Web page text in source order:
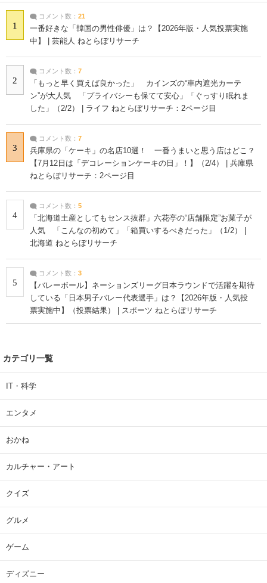
1
コメント数： 21
一番好きな「韓国の男性俳優」は？【2026年版・人気投票実施
中】 | 芸能人 ねとらぼリサーチ
2
コメント数： 7
「もっと早く買えば良かった」 カインズの“車内遮光カーテ
ン”が大人気 「プライバシーも保てて安心」「ぐっすり眠れま
した」（2/2） | ライフ ねとらぼリサーチ：2ページ目
3
コメント数： 7
兵庫県の「ケーキ」の名店10選！ 一番うまいと思う店はどこ？
【7月12日は「デコレーションケーキの日」！】（2/4） | 兵庫県
ねとらぼリサーチ：2ページ目
4
コメント数： 5
「北海道土産としてもセンス抜群」六花亭の“店舗限定”お菓子が
人気 「こんなの初めて」「箱買いするべきだった」（1/2） |
北海道 ねとらぼリサーチ
5
コメント数： 3
【バレーボール】ネーションズリーグ日本ラウンドで活躍を期待
している「日本男子バレー代表選手」は？【2026年版・人気投
票実施中】（投票結果） | スポーツ ねとらぼリサーチ
カテゴリ一覧
IT・科学
エンタメ
おかね
カルチャー・アート
クイズ
グルメ
ゲーム
ディズニー